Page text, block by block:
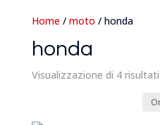
Home/ moto / honda
honda
Visualizzazione di 4 risultati